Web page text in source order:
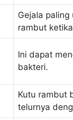
Gejala
rambut
Ini dapat
bakteri.
Kutu rambut
telurnya